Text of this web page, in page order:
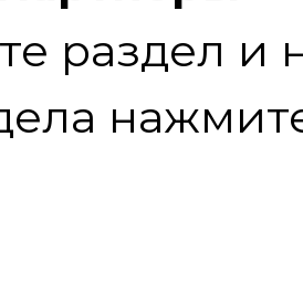
раздел и